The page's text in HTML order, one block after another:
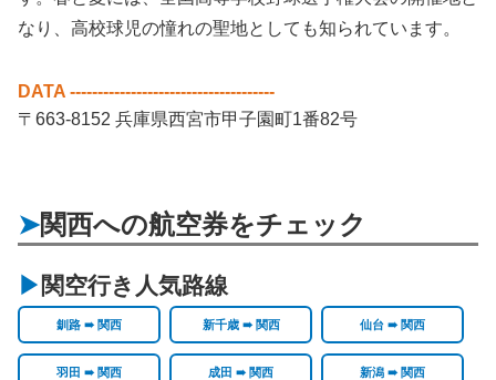
なり、高校球児の憧れの聖地としても知られています。
DATA -------------------------------------
〒663-8152 兵庫県西宮市甲子園町1番82号
関西への航空券をチェック
関空行き人気路線
釧路 ➠ 関西 新千歳 ➠ 関西 仙台 ➠ 関西
羽田 ➠ 関西 成田 ➠ 関西 新潟 ➠ 関西